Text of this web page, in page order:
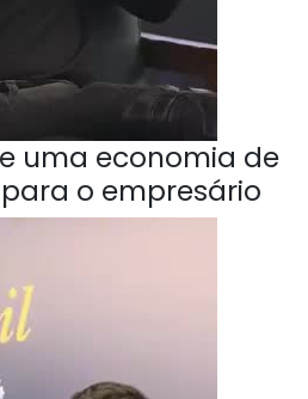
uma economia de
o empresário